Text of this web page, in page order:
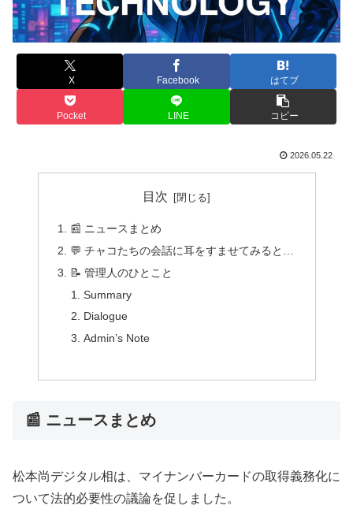
X Facebook はてブ
Pocket LINE コピー
2026.05.22
目次
📰 ニュースまとめ
💬 チャコたちの会話に耳をすませてみると…
📝 管理人のひとこと
Summary
Dialogue
Admin’s Note
📰 ニュースまとめ
松本尚デジタル相は、マイナンバーカードの取得義務化に
ついて法的必要性の議論を促しました。